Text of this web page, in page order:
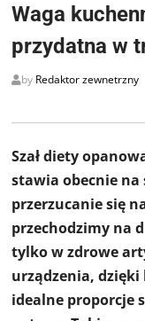
Waga
przydatna w
by Redaktor zewnetrzny
Szał diety
stawia obecnie
przerzucanie się
przechodzimy na
tylko w zdrowe
urządzenia,
idealne proporcje